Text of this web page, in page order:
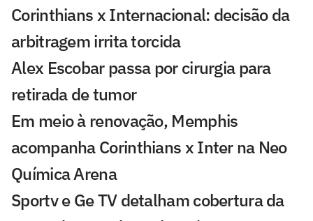
Corinthians x Internacional: decisão da
arbitragem irrita torcida
Alex Escobar passa por cirurgia para
retirada de tumor
Em meio à renovação, Memphis
acompanha Corinthians x Inter na Neo
Química Arena
Sportv e Ge TV detalham cobertura da